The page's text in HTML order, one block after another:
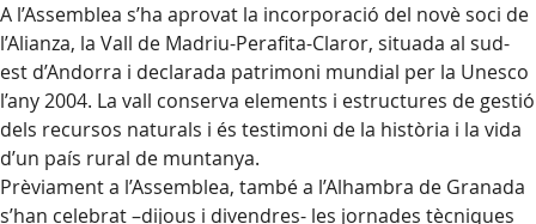
A l’Assemblea s’ha aprovat la incorporació del novè soci de
l’Alianza, la Vall de Madriu-Perafita-Claror, situada al sud-
est d’Andorra i declarada patrimoni mundial per la Unesco
l’any 2004. La vall conserva elements i estructures de gestió
dels recursos naturals i és testimoni de la història i la vida
d’un país rural de muntanya.
Prèviament a l’Assemblea, també a l’Alhambra de Granada
s’han celebrat –dijous i divendres- les jornades tècniques